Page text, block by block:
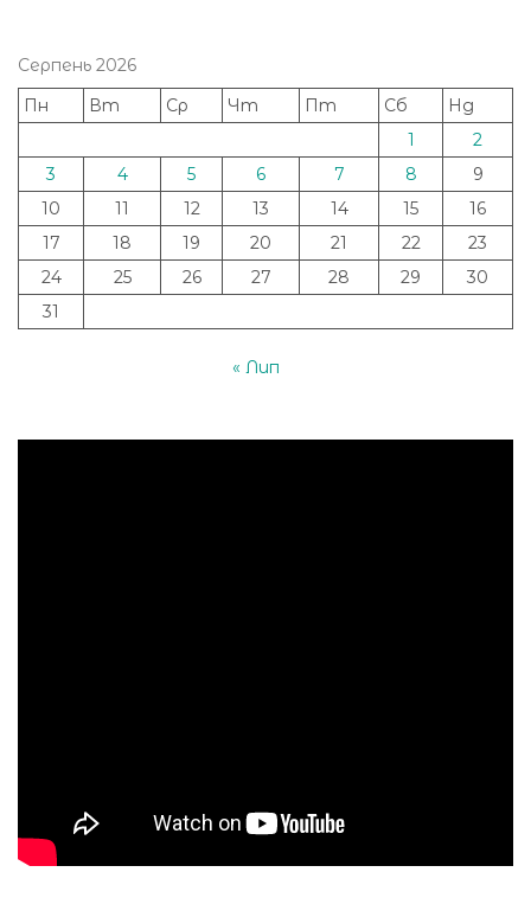
Серпень 2026
Пн
Вт Ср Чт Пт Сб
Нд
1
2
3
4 5 6 7 8
9
10
11 12 13 14 15
16
17
18 19 20 21 22
23
24
25 26 27 28 29
30
31
« Лип